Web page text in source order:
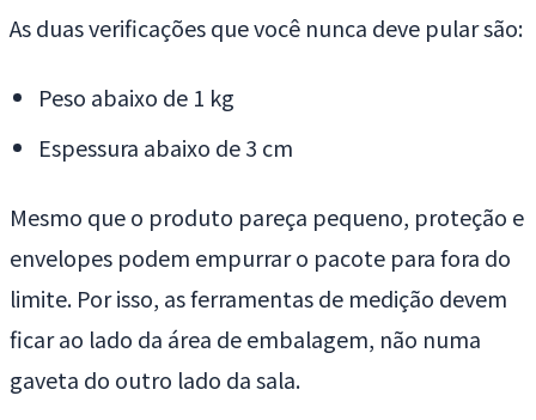
As duas verificações que você nunca deve pular são:
Peso abaixo de 1 kg
Espessura abaixo de 3 cm
Mesmo que o produto pareça pequeno, proteção e
envelopes podem empurrar o pacote para fora do
limite. Por isso, as ferramentas de medição devem
ficar ao lado da área de embalagem, não numa
gaveta do outro lado da sala.